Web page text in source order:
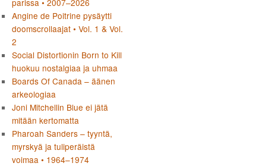
parissa • 2007–2026
Angine de Poitrine pysäytti
doomscrollaajat • Vol. 1 & Vol.
2
Social Distortionin Born to Kill
huokuu nostalgiaa ja uhmaa
Boards Of Canada – äänen
arkeologiaa
Joni Mitchellin Blue ei jätä
mitään kertomatta
Pharoah Sanders – tyyntä,
myrskyä ja tuliperäistä
voimaa • 1964–1974